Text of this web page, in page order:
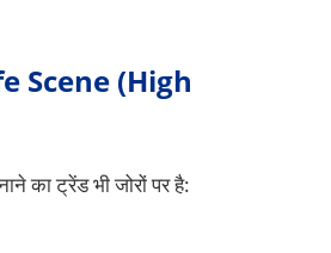
Scene (High
का ट्रेंड भी जोरों पर है: